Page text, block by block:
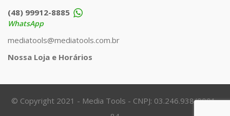
(48) 99912-8885
WhatsApp
mediatools@mediatools.com.br
Nossa Loja e Horários
© Copyright 2021 - Media Tools - CNPJ: 03.246.938/0001-